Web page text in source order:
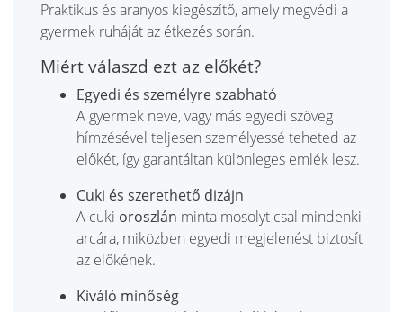
Praktikus és aranyos kiegészítő, amely megvédi a
gyermek ruháját az étkezés során.
Miért válaszd ezt az előkét?
Egyedi és személyre szabható
A gyermek neve, vagy más egyedi szöveg
hímzésével teljesen személyessé teheted az
előkét, így garantáltan különleges emlék lesz.
Cuki és szerethető dizájn
A cuki oroszlán minta mosolyt csal mindenki
arcára, miközben egyedi megjelenést biztosít
az előkének.
Kiváló minőség